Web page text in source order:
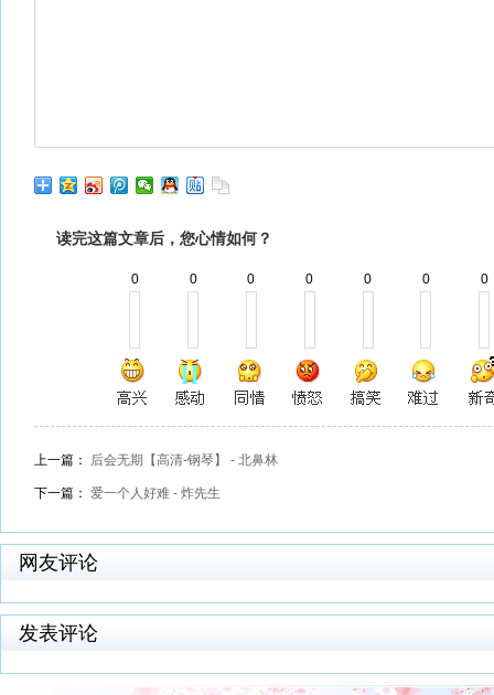
读完这篇文章后，您心情如何？
0 0 0 0 0 0 0
上一篇： 后会无期【高清-钢琴】 - 北鼻林
下一篇： 爱一个人好难 - 炸先生
网友评论
发表评论